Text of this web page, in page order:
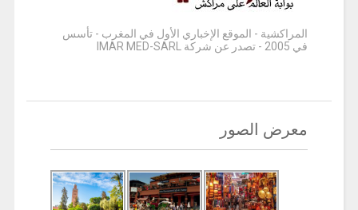
المراكشية - الموقع الإخباري الأول في المغرب - تأسس
في 2005 - تصدر عن شركة IMAR MED-SARL
معرض الصور